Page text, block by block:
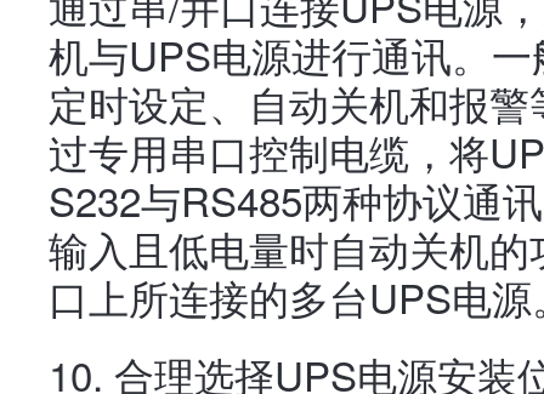
机与UPS电源进行通讯。
定时设定、自动关机和报
过专用串口控制电缆，将
S232与RS485两种协议通
输入且低电量时自动关机
口上所连接的多台UPS电源
10. 合理选择UPS电源安装